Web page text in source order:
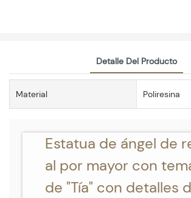
Detalle Del Producto
Material Poliresina
Estatua de ángel de
al por mayor con
de "Tía" con detalles